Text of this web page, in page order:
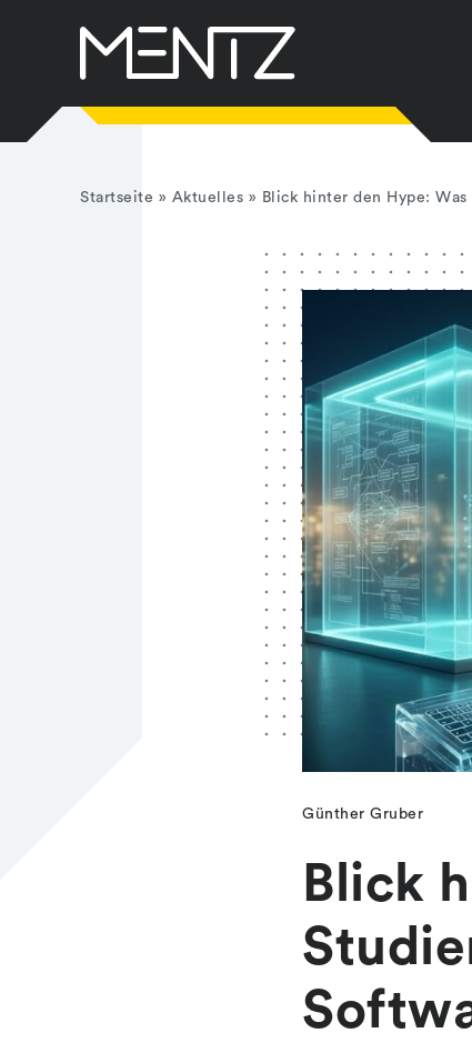
springen
Startseite » Aktuelles » Blick hinter den Hype:
Günther Gruber
Blick